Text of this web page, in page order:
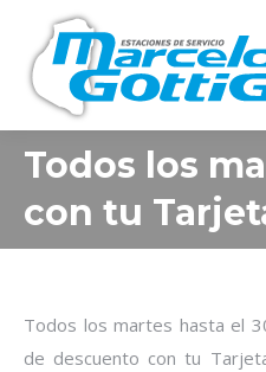
Todos los
con tu
Todos los martes hasta el
de descuento con tu